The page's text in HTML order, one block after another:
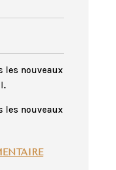
les nouveaux
les nouveaux